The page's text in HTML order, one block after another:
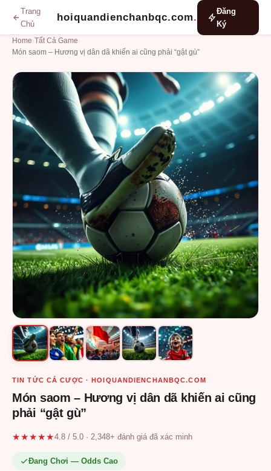
Trang
Chủ
hoiquandienchanbqc.com.
Đăng
Ký
Home Tất Cả Game
Món saom – Hương vị dân dã khiến ai cũng phải “gật gù”
TIN TỨC CÁ CƯỢC · HOIQUANDIENCHANBQC.COM
Món saom – Hương vị dân dã khiến ai cũng
phải “gật gù”
★★★★★4.8 / 5.0 · 2,348+ đánh giá đã xác minh
Đang Chơi — Odds Cao